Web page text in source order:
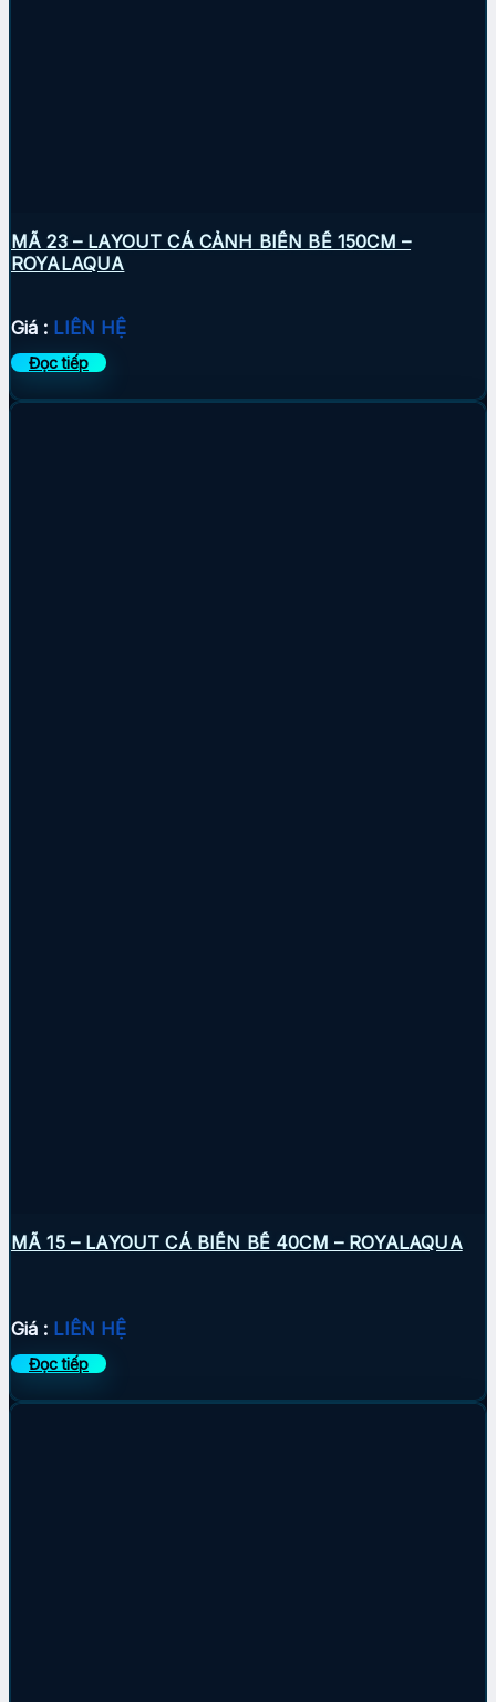
MÃ 23 – LAYOUT CÁ CẢNH BIỂN BỂ 150CM –
ROYALAQUA
Giá : LIÊN HỆ
Đọc tiếp
MÃ 15 – LAYOUT CÁ BIỂN BỂ 40CM – ROYALAQUA
Giá : LIÊN HỆ
Đọc tiếp